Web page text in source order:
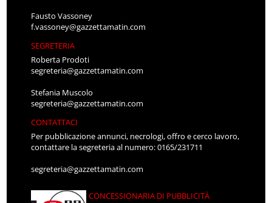
Fausto Vassoney
f.vassoney@gazzettamatin.com
SEGRETERIA
Roberta Prodoti
segreteria@gazzettamatin.com
Stefania Muscolo
segreteria@gazzettamatin.com
CONTATTACI
Per pubblicazione annunci, necrologi, offro e cerco lavoro,
contattare la segreteria al numero: 0165/231711
segreteria@gazzettamatin.com
CONCESSIONARIA DI PUBBLICITÀ